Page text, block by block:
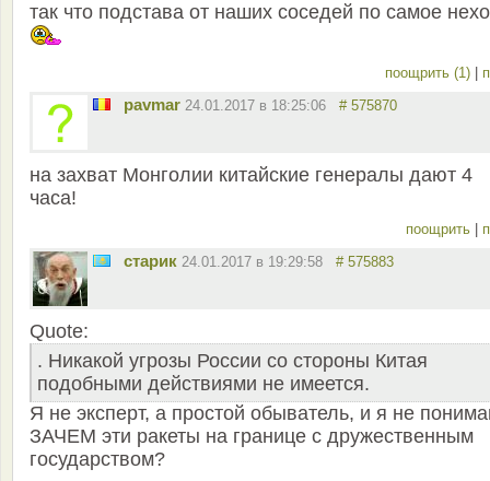
так что подстава от наших соседей по самое
поощрить (1)
pavmar 24.01.2017 в 18:25:06 # 575870
на захват Монголии китайские генералы дают 4
часа!
поощрить
старик 24.01.2017 в 19:29:58 # 575883
Quote:
. Никакой угрозы России со стороны Китая
подобными действиями не имеется.
Я не эксперт, а простой обыватель, и я не
ЗАЧЕМ эти ракеты на границе с дружественным
государством?